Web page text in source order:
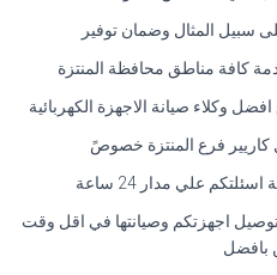
سبيل المثال وضمان توفير
كافة مناطق محافظة المنتزة
وكلاء صيانة الاجهزة الكهربائية
كاريير فرع المنتزة خصوصً
علي مدار 24 ساعة
اجهزتكم وصيانتها في اقل وقت
بافضل